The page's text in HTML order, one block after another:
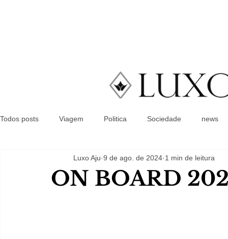
Todos posts Viagem Politica Sociedade news
ON BOARD
Luxo Aju 9 de ago. de 2024 1 min de leitura